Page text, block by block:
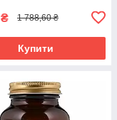
₴ 1 788,60 ₴
Купити